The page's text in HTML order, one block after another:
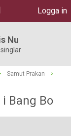
Logga in
Nu
Samut Prakan
>
Bang Bo